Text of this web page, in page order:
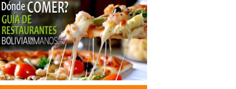
Zapatos, Ventas de
Calefones
Termotanques
Accesorios para construcción
Calefones a Gas
Extractores de Grasa
Turismo de Aventura
Turismo Ecológico